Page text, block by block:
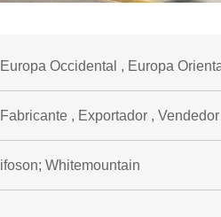
Europa Occidental , Europa
Fabricante , Exportador , Vendedor
ifoson; Whitemountain